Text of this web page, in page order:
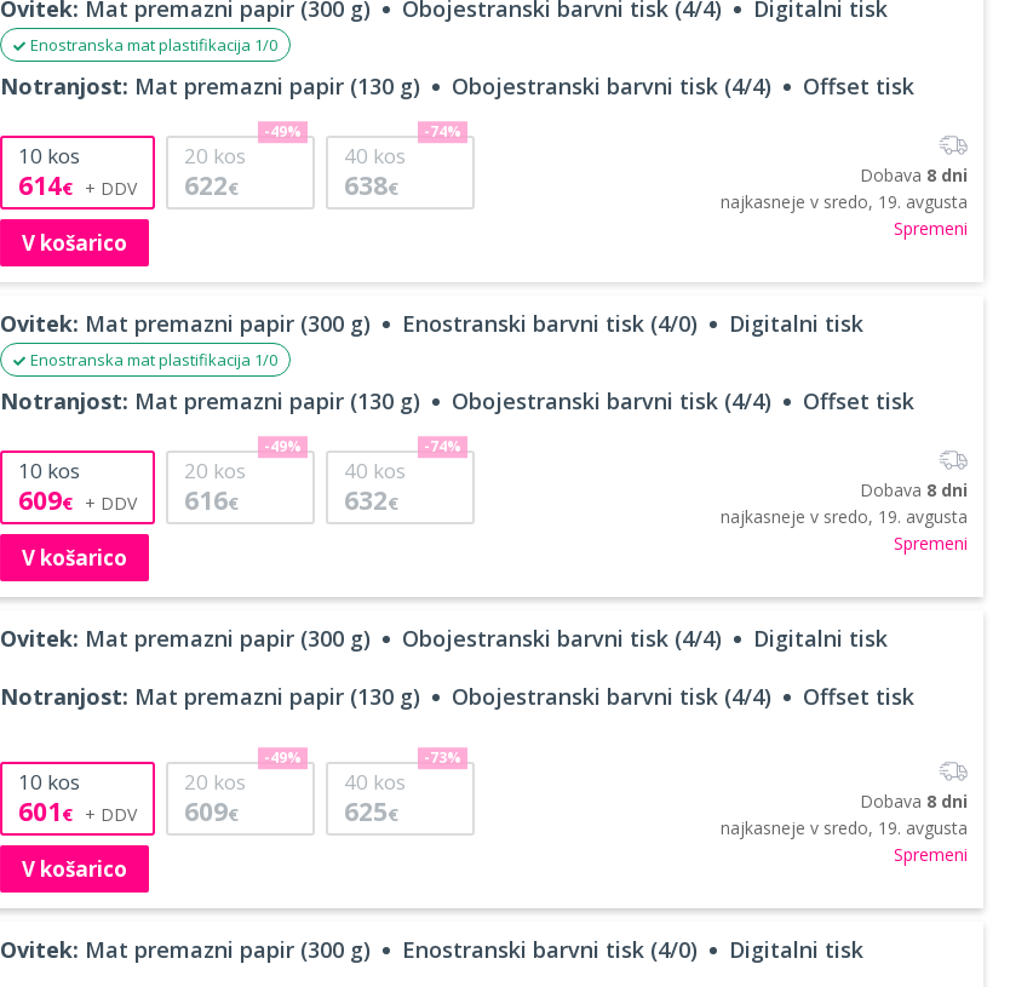
Ovitek: Mat premazni papir (300 g) Obojestranski barvni tisk (4/4) Digitalni tisk
Enostranska mat plastifikacija 1/0
Notranjost: Mat premazni papir (130 g) Obojestranski barvni tisk (4/4) Offset tisk
10 kos
614€
20 kos
622€
-49%
40 kos
638€
-74%
V košarico
Dobava 8 dni
najkasneje v sredo, 19. avgusta
Spremeni
Ovitek: Mat premazni papir (300 g) Enostranski barvni tisk (4/0) Digitalni tisk
Enostranska mat plastifikacija 1/0
Notranjost: Mat premazni papir (130 g) Obojestranski barvni tisk (4/4) Offset tisk
10 kos
609€
20 kos
616€
-49%
40 kos
632€
-74%
V košarico
Dobava 8 dni
najkasneje v sredo, 19. avgusta
Spremeni
Ovitek: Mat premazni papir (300 g) Obojestranski barvni tisk (4/4) Digitalni tisk
Notranjost: Mat premazni papir (130 g) Obojestranski barvni tisk (4/4) Offset tisk
10 kos
601€
20 kos
609€
-49%
40 kos
625€
-73%
V košarico
Dobava 8 dni
najkasneje v sredo, 19. avgusta
Spremeni
Ovitek: Mat premazni papir (300 g) Enostranski barvni tisk (4/0) Digitalni tisk